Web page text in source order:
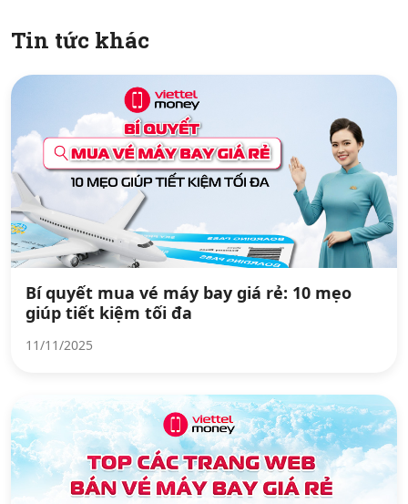
Tin tức khác
Bí quyết mua vé máy bay giá rẻ: 10 mẹo
giúp tiết kiệm tối đa
11/11/2025